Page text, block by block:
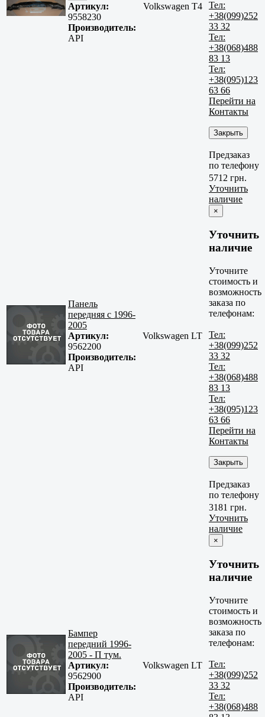
Артикул:
9558230
Производитель:
API
Volkswagen T4
Тел:
+38(099)252
33 32
Тел:
+38(068)488
83 13
Тел:
+38(095)123
63 66
Перейти на
Контакты
Закрыть
Предзаказ
по телефону
Панель
передняя с 1996-
2005
Артикул:
9562200
Производитель:
API
Volkswagen LT
5712 грн.
Уточнить
наличие
×
Уточнить
наличие
Уточните
стоимость и
возможность
заказа по
телефонам:
Тел:
+38(099)252
33 32
Тел:
+38(068)488
83 13
Тел:
+38(095)123
63 66
Перейти на
Контакты
Закрыть
Предзаказ
по телефону
Бампер
передний 1996-
2005 - П тум.
Артикул:
9562900
Производитель:
API
Volkswagen LT
3181 грн.
Уточнить
наличие
×
Уточнить
наличие
Уточните
стоимость и
возможность
заказа по
телефонам:
Тел:
+38(099)252
33 32
Тел:
+38(068)488